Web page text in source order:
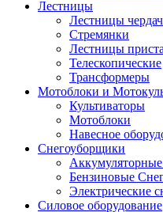
Лестницы
Лестницы
Стремянки
Лестницы
Телескопические
Трансформеры
Мотоблоки и
Культиваторы
Мотоблоки
Навесное
Снегоуборщики
Бензиновые
Электрические
Силовое оборудование